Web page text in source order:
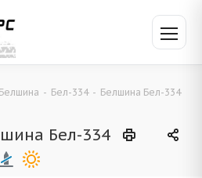
Белшина - Бел-334 - Белшина Бел-334
Бел-334